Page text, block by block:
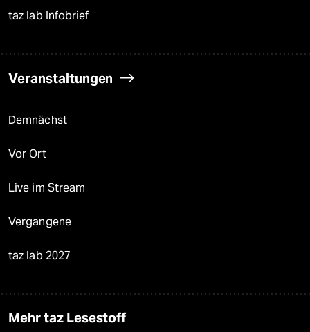
taz lab Infobrief
Veranstaltungen
Demnächst
Vor Ort
Live im Stream
Vergangene
taz lab 2027
Mehr taz Lesestoff